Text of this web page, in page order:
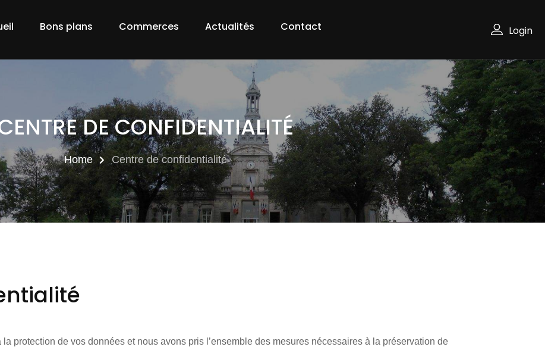
Bons plans Commerces Actualités Contact Login
DE CONFIDENTIALITÉ
Home Centre de confidentialité
protection de vos données et nous avons pris l’ensemble des mesures nécessaires à la préservation de